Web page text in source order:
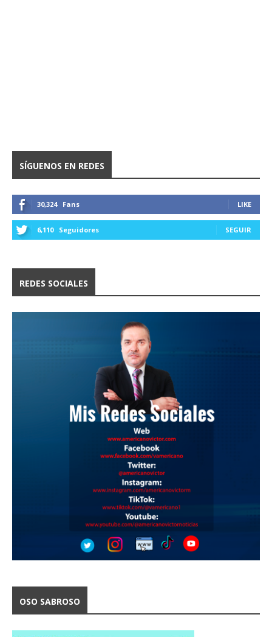
SÍGUENOS EN REDES
30,324 Fans LIKE
6,110 Seguidores SEGUIR
REDES SOCIALES
OSO SABROSO